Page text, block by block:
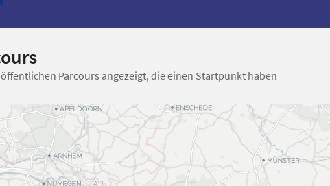
Parcours angezeigt, die einen Startpunkt haben